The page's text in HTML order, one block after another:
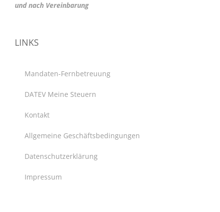
und nach Vereinbarung
LINKS
Mandaten-Fernbetreuung
DATEV Meine Steuern
Kontakt
Allgemeine Geschäftsbedingungen
Datenschutzerklärung
Impressum